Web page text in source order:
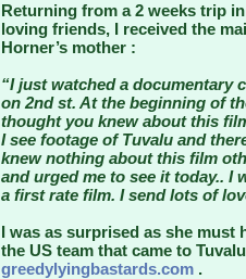
Returning from a 2 weeks trip
loving friends, I received the
Horner’s mother :
“I just watched a documentary
on 2nd st. At the beginning of
thought you knew about this
I see footage of Tuvalu and
knew nothing about this film
and urged me to see it today.. I
a first rate film. I send lots of
I was as surprised as she must
the US team that came to
greedylyingbastards.com .